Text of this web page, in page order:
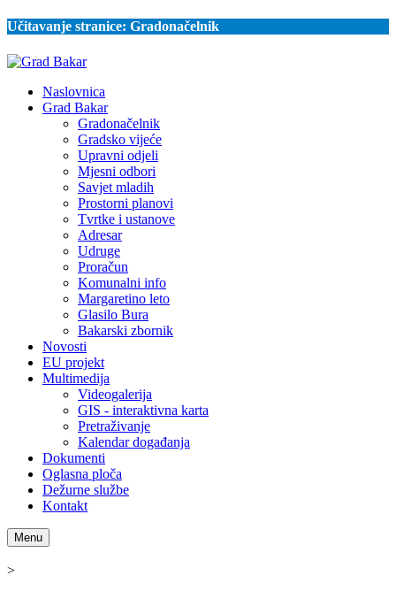
Učitavanje stranice: Gradonačelnik
Naslovnica
Grad Bakar
Gradonačelnik
Gradsko vijeće
Upravni odjeli
Mjesni odbori
Savjet mladih
Prostorni planovi
Tvrtke i ustanove
Adresar
Udruge
Proračun
Komunalni info
Margaretino leto
Glasilo Bura
Bakarski zbornik
Novosti
EU projekt
Multimedija
Videogalerija
GIS - interaktivna karta
Pretraživanje
Kalendar događanja
Dokumenti
Oglasna ploča
Dežurne službe
Kontakt
Menu
>